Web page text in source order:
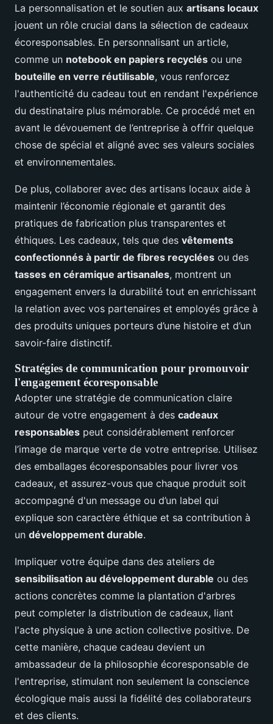
La personnalisation et le soutien aux artisans locaux
jouent un rôle crucial dans la sélection de cadeaux
écoresponsables. En personnalisant un article,
comme un notebook en papiers recyclés ou une
bouteille en verre réutilisable, vous renforcez
l'authenticité du cadeau tout en rendant l'expérience
du destinataire plus mémorable. Ce procédé met en
avant le dévouement de l’entreprise à offrir quelque
chose de spécial et aligné avec ses valeurs sociales
et environnementales.
De plus, collaborer avec des artisans locaux aide à
maintenir l’économie régionale et garantit des
pratiques de fabrication plus transparentes et
éthiques. Les cadeaux, tels que des vêtements
confectionnés à partir de fibres recyclées ou des
tasses en céramique artisanales, montrent un
engagement envers la durabilité tout en enrichissant
la relation avec vos partenaires et employés grâce à
des produits uniques porteurs d’une histoire et d’un
savoir-faire distinctif.
Stratégies de communication pour promouvoir
l'engagement écoresponsable
Adopter une stratégie de communication claire
autour de votre engagement à des cadeaux
responsables peut considérablement renforcer
l’image de marque verte de votre entreprise. Utilisez
des emballages écoresponsables pour livrer vos
cadeaux, et assurez-vous que chaque produit soit
accompagné d'un message ou d’un label qui
explique son caractère éthique et sa contribution à
un développement durable.
Impliquer votre équipe dans des ateliers de
sensibilisation au développement durable ou des
actions concrètes comme la plantation d'arbres
peut completer la distribution de cadeaux, liant
l'acte physique à une action collective positive. De
cette manière, chaque cadeau devient un
ambassadeur de la philosophie écoresponsable de
l'entreprise, stimulant non seulement la conscience
écologique mais aussi la fidélité des collaborateurs
et des clients.